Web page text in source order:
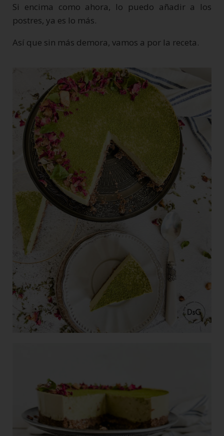
Si encima como ahora, lo puedo añadir a los
postres, ya es lo más.
Así que sin más demora, vamos a por la receta.